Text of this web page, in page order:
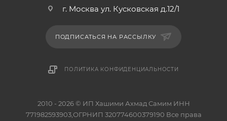
г. Москва ул. Кусковская д.12/1
ПОДПИСАТЬСЯ НА РАССЫЛКУ
ПОЛИТИКА КОНФИДЕНЦИАЛЬНОСТИ
2010 - 2026 © ИП Хашими Ахмад Самим ИНН
771982593903,ОГРНИП 320774600379190 Все права